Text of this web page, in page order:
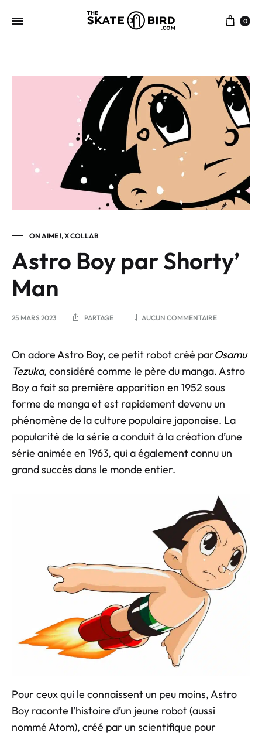
0
ON AIME !,X COLLAB
Astro Boy par Shorty’
Man
25 MARS 2023 PARTAGE AUCUN COMMENTAIRE
On adore Astro Boy, ce petit robot créé parOsamu
Tezuka, considéré comme le père du manga. Astro
Boy a fait sa première apparition en 1952 sous
forme de manga et est rapidement devenu un
phénomène de la culture populaire japonaise. La
popularité de la série a conduit à la création d’une
série animée en 1963, qui a également connu un
grand succès dans le monde entier.
Pour ceux qui le connaissent un peu moins, Astro
Boy raconte l’histoire d’un jeune robot (aussi
nommé Atom), créé par un scientifique pour